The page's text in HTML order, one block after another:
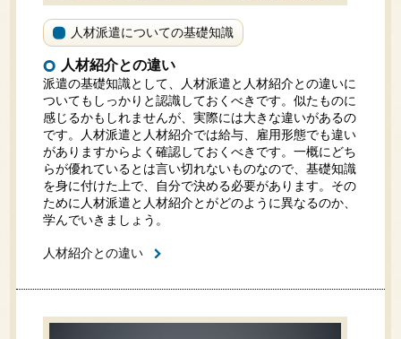
人材派遣についての基礎知識
人材紹介との違い
派遣の基礎知識として、人材派遣と人材紹介との違いに
ついてもしっかりと認識しておくべきです。似たものに
感じるかもしれませんが、実際には大きな違いがあるの
です。人材派遣と人材紹介では給与、雇用形態でも違い
がありますからよく確認しておくべきです。一概にどち
らが優れているとは言い切れないものなので、基礎知識
を身に付けた上で、自分で決める必要があります。その
ために人材派遣と人材紹介とがどのように異なるのか、
学んでいきましょう。
人材紹介との違い